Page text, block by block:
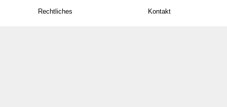
Rechtliches Kontakt